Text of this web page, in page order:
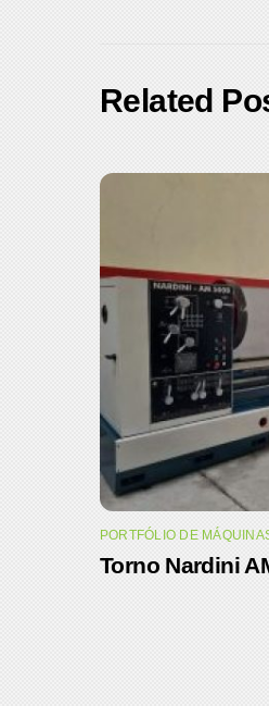
Related
PORTFÓLIO DE
Torno Nardini